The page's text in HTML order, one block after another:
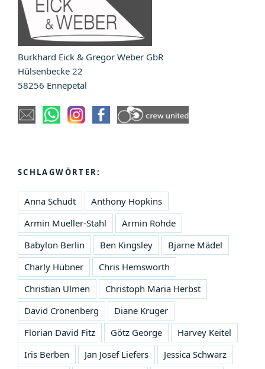
Burkhard Eick & Gregor Weber GbR
Hülsenbecke 22
58256 Ennepetal
SCHLAGWÖRTER:
Anna Schudt
Anthony Hopkins
Armin Mueller-Stahl
Armin Rohde
Babylon Berlin
Ben Kingsley
Bjarne Mädel
Charly Hübner
Chris Hemsworth
Christian Ulmen
Christoph Maria Herbst
David Cronenberg
Diane Kruger
Florian David Fitz
Götz George
Harvey Keitel
Iris Berben
Jan Josef Liefers
Jessica Schwarz